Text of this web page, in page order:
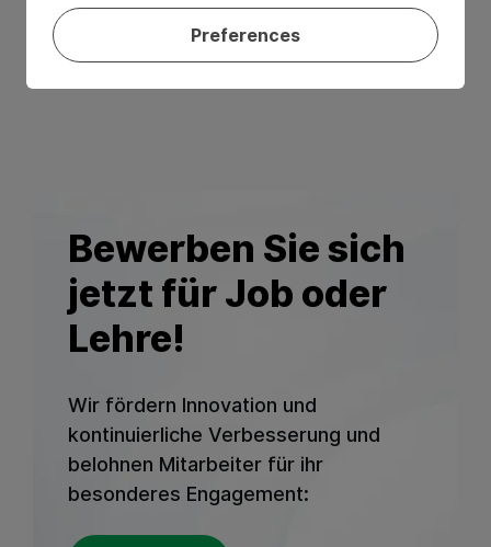
Preferences
Nach Erhalt Ihrer Bewerbung erhalten Sie von
uns eine Eingangsbestätigung.
Bewerben Sie sich
jetzt für Job oder
Lehre!
Wir fördern Innovation und
kontinuierliche Verbesserung und
belohnen Mitarbeiter für ihr
besonderes Engagement: